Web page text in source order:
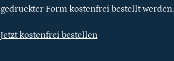
gedruckter Form kostenfrei bestellt werden.
Jetzt kostenfrei bestellen